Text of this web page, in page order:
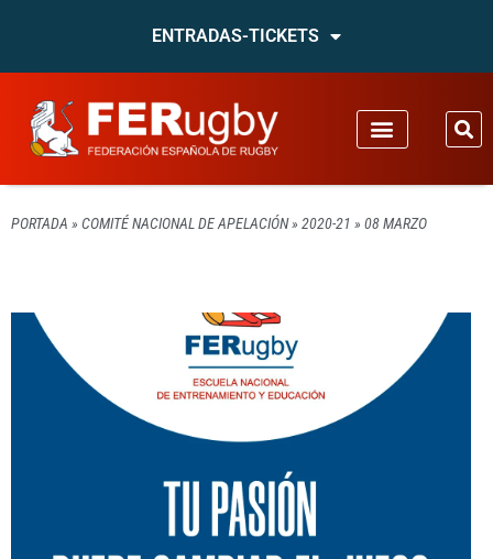
ENTRADAS-TICKETS
PORTADA » COMITÉ NACIONAL DE APELACIÓN» 2020-21 » 08 MARZO